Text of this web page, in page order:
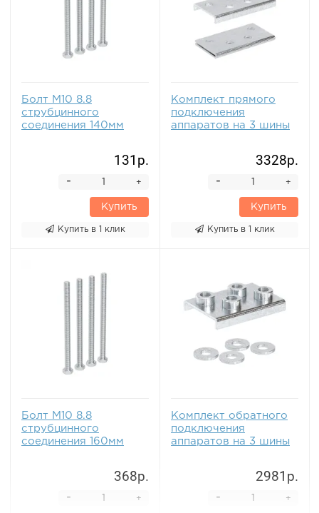
Болт М10 8.8
струбцинного
соединения 140мм
131р.
+
-
Купить
Купить в 1 клик
Комплект прямого
подключения
аппаратов на 3 шины
3328р.
+
-
Купить
Купить в 1 клик
Болт М10 8.8
струбцинного
соединения 160мм
368р.
+
-
Комплект обратного
подключения
аппаратов на 3 шины
2981р.
+
-